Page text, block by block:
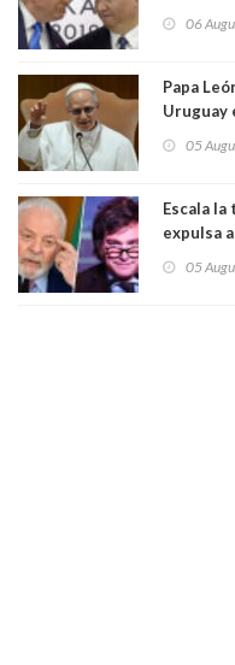
06
Papa
Uruguay
05
Escala
expulsa
trasandino
05